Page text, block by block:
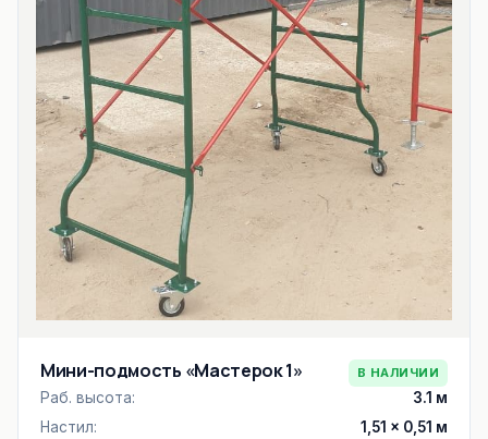
Мини-подмость «Мастерок 1» В НАЛИЧИИ
Раб. высота:
3.1 м
Настил:
1,51 × 0,51 м